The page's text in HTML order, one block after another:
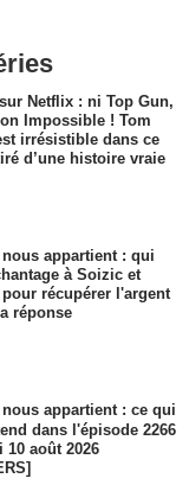
Netflix : ni Top Gun,
Impossible ! Tom
irrésistible dans ce
d’une histoire vraie
nous appartient : qui
à Soizic et
récupérer l'argent
réponse
nous appartient : ce qui
dans l'épisode 2266
août 2026